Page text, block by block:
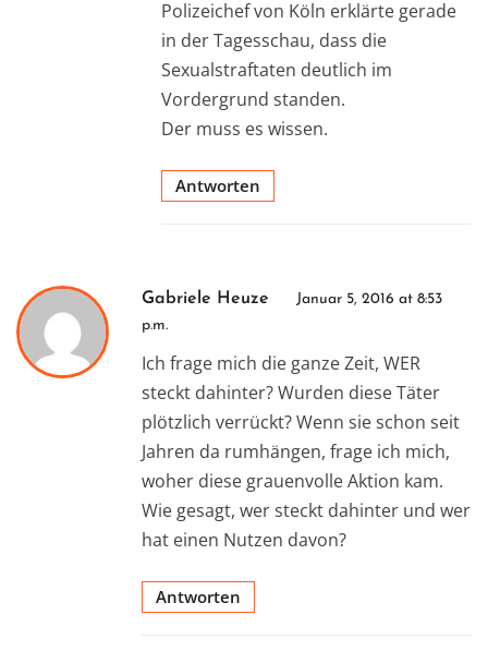
Polizeichef von Köln erklärte gerade
in der Tagesschau, dass die
Sexualstraftaten deutlich im
Vordergrund standen.
Der muss es wissen.
Antworten
Gabriele Heuze
Januar 5, 2016 at 8:53
p.m.
Ich frage mich die ganze Zeit, WER
steckt dahinter? Wurden diese Täter
plötzlich verrückt? Wenn sie schon seit
Jahren da rumhängen, frage ich mich,
woher diese grauenvolle Aktion kam.
Wie gesagt, wer steckt dahinter und wer
hat einen Nutzen davon?
Antworten